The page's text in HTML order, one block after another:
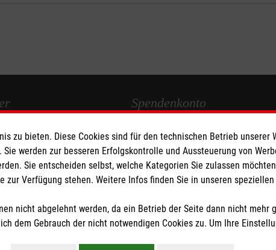
Spendenkonto
Empfänger: Malteser Hilfsdienst
Bank: PAX Bank für Kirche und
eG
BIC: GENODED1PA7
zu bieten. Diese Cookies sind für den technischen Betrieb
werden zur besseren Erfolgskontrolle und Aussteuerung von
Sie entscheiden selbst, welche Kategorien Sie zulassen
Verfügung stehen. Weitere Infos finden Sie in unseren
nicht abgelehnt werden, da ein Betrieb der Seite dann nicht mehr
dem Gebrauch der nicht notwendigen Cookies zu. Um Ihre